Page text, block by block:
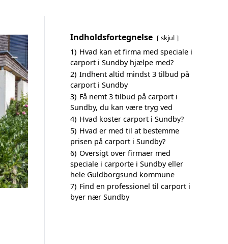
Indholdsfortegnelse skjul
1) Hvad kan et firma med speciale i
carport i Sundby hjælpe med?
2) Indhent altid mindst 3 tilbud på
carport i Sundby
3) Få nemt 3 tilbud på carport i
Sundby, du kan være tryg ved
4) Hvad koster carport i Sundby?
5) Hvad er med til at bestemme
prisen på carport i Sundby?
6) Oversigt over firmaer med
speciale i carporte i Sundby eller
hele Guldborgsund kommune
7) Find en professionel til carport i
byer nær Sundby